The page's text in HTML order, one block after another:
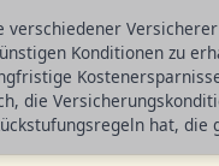
Konditionen zu
die
hat,